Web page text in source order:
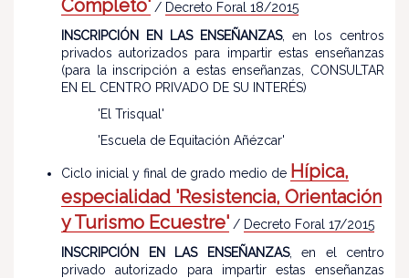
Completo' / Decreto Foral 18/2015
INSCRIPCIÓN EN LAS ENSEÑANZAS, en los centros
privados autorizados para impartir estas enseñanzas
(para la inscripción a estas enseñanzas, CONSULTAR
EN EL CENTRO PRIVADO DE SU INTERÉS)
'El Trisqual'
'Escuela de Equitación Añézcar'
Ciclo inicial y final de grado medio de Hípica,
especialidad 'Resistencia, Orientación
y Turismo Ecuestre' / Decreto Foral 17/2015
INSCRIPCIÓN EN LAS ENSEÑANZAS, en el centro
privado autorizado para impartir estas enseñanzas